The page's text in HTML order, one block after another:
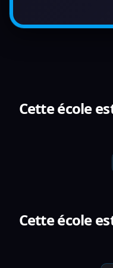
Cette école
Cette école